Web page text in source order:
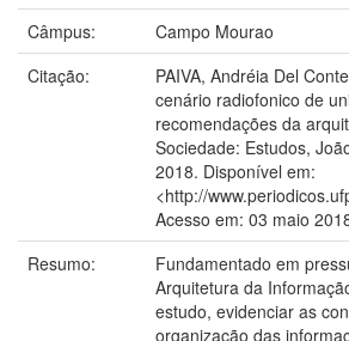
Câmpus:
Campo Mourao
Citação:
PAIVA, Andréia Del
cenário radiofonico de
recomendações da
Sociedade: Estudos,
2018. Disponível em:
<http://
Acesso em: 03 maio
Resumo:
Fundamentado em
Arquitetura da
estudo, evidenciar as
organização das